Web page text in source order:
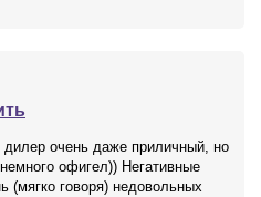
дилер очень даже приличный, но
офигел)) Негативные
(мягко говоря) недовольных